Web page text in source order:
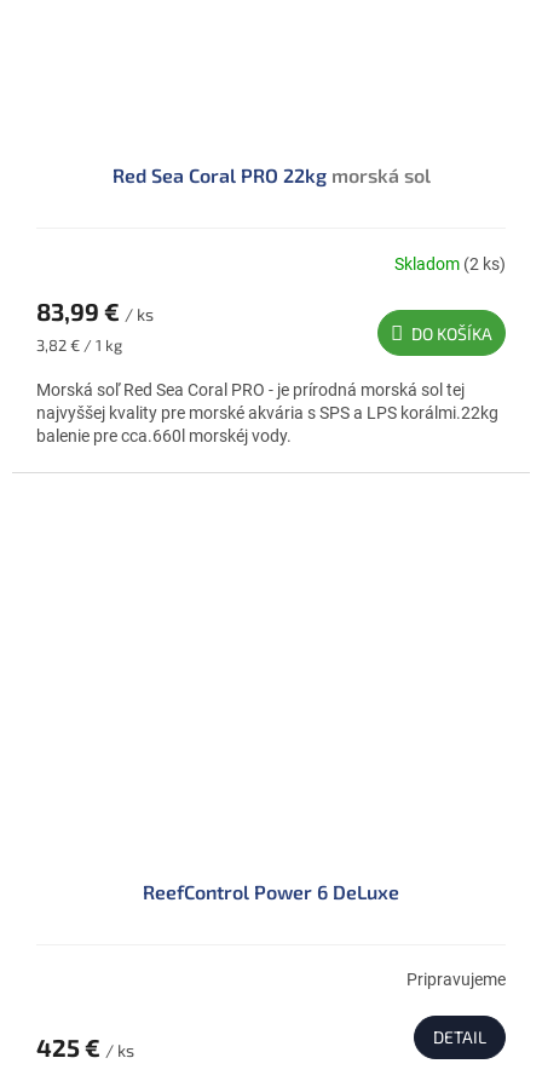
Red Sea Coral PRO 22kg morská sol
produktu
5,0
z
hviezdičiek.
Skladom (2 ks)
83,99 € / ks
Jednotková
3,82 € / 1 kg
DO KOŠÍKA
Morská soľ Red Sea Coral PRO - je prírodná morská sol tej
najvyššej kvality pre morské akvária s SPS a LPS korálmi.22kg
balenie pre cca.660l morskéj vody.
ReefControl Power 6 DeLuxe
Pripravujeme
425 € / ks
DETAIL